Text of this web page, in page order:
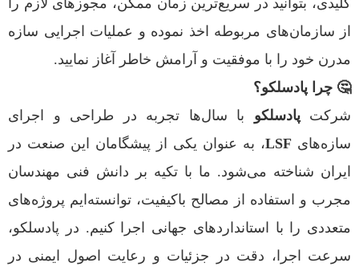
کلیدی، بتوانید در سریع‌ترین زمان ممکن، مجوزهای لازم را
از سازمان‌های مربوطه اخذ نموده و عملیات اجرایی سازه
مدرن خود را با موفقیت و آرامش خاطر آغاز نمایید.
🤔 چرا پادسلکو؟
شرکت پادسلکو با سال‌ها تجربه در طراحی و اجرای
سازه‌های LSF، به عنوان یکی از پیشگامان این صنعت در
ایران شناخته می‌شود. ما با تکیه بر دانش فنی مهندسان
مجرب و استفاده از مصالح باکیفیت، توانسته‌ایم پروژه‌های
متعددی را با استانداردهای جهانی اجرا کنیم. در پادسلکو،
سرعت اجرا، دقت در جزئیات و رعایت اصول ایمنی در